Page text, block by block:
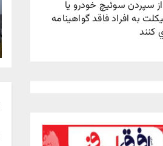
سپردن سوئيچ خودرو يا
به افراد فاقد گواهينامه
کنند